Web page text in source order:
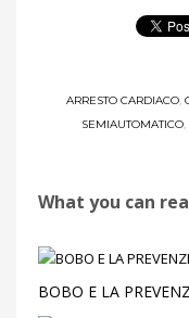
ARRESTO CARDIACO,
SEMIAUTOMATICO,
What you can
BOBO E LA